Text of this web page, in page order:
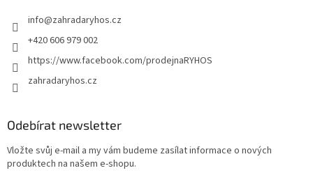
info@zahradaryhos.cz
+420 606 979 002
https://www.facebook.com/prodejnaRYHOS
zahradaryhos.cz
Odebírat newsletter
Vložte svůj e-mail a my vám budeme zasílat informace o nových
produktech na našem e-shopu.